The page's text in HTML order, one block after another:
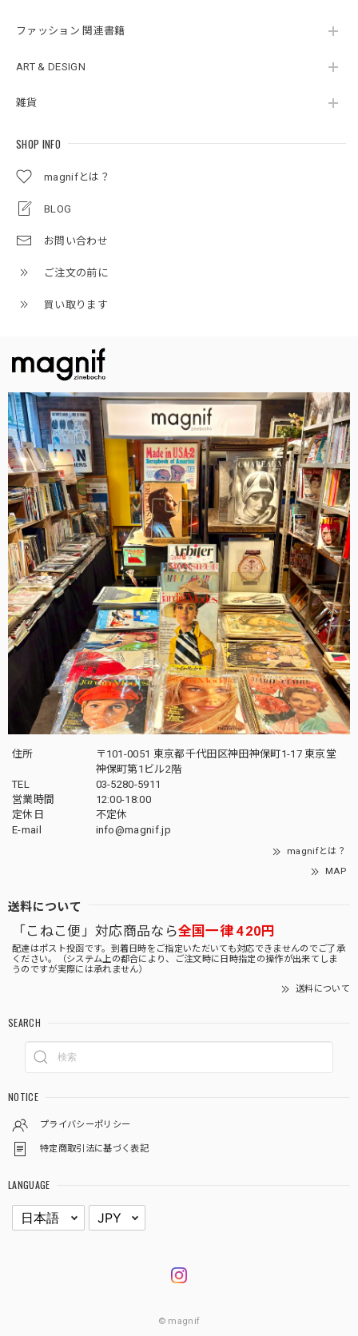
ファッション 関連書籍
ART & DESIGN
雑貨
SHOP INFO
magnifとは？
BLOG
お問い合わせ
ご注文の前に
買い取ります
住所
〒101-0051 東京都千代田区神田神保町1-17 東京堂
神保町第1ビル2階
TEL
03-5280-5911
営業時間
12:00-18:00
定休日
不定休
E-mail
info@magnif.jp
magnifとは？
MAP
送料について
「こねこ便」対応商品なら全国一律 420円
配達はポスト投函です。到着日時をご指定いただいても対応できませんのでご了承
ください。（システム上の都合により、ご注文時に日時指定の操作が出来てしま
うのですが実際には承れません）
送料について
SEARCH
NOTICE
プライバシーポリシー
特定商取引法に基づく表記
LANGUAGE
© magnif